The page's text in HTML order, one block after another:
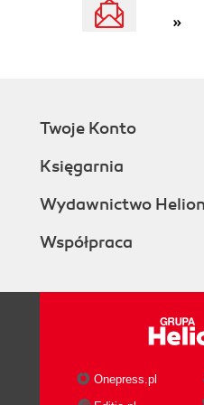
»
Twoje Konto
Księgarnia
Wydawnictwo Helion
Współpraca
Onepress.pl